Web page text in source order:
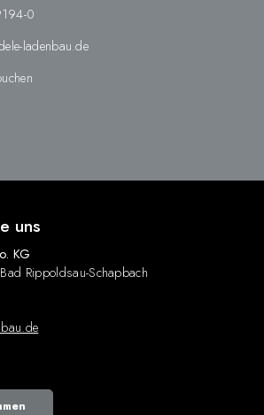
0
ladenbau.de
uns
KG
Rippoldsau-Schapbach